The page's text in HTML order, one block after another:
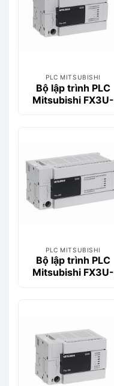
PLC MITSUBISHI
Bộ lập trình PLC
Mitsubishi FX3U-
PLC MITSUBISHI
Bộ lập trình PLC
Mitsubishi FX3U-